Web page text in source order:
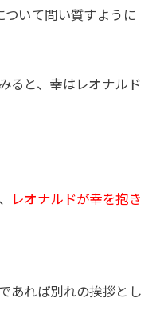
ついて問い質すように
ると、幸はレオナルド
レオナルドが幸を抱き
あれば別れの挨拶とし